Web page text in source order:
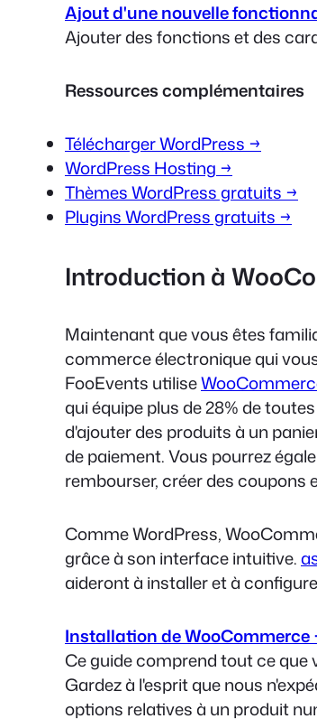
Ajout d'une nouvelle
Ajouter des fonctions et des
Ressources complémentaires
Télécharger WordPress →
WordPress Hosting →
Thèmes WordPress gratuits →
Plugins WordPress gratuits →
Introduction à
Maintenant que vous êtes
commerce électronique qui
FooEvents utilise
qui équipe plus de 28% de
d'ajouter des produits à un
de paiement. Vous pourrez
rembourser, créer des coupons
Comme WordPress,
grâce à son interface intuitive.
aideront à installer et à
Installation de WooCommerce
Ce guide comprend tout ce
Gardez à l'esprit que nous
options relatives à un produit